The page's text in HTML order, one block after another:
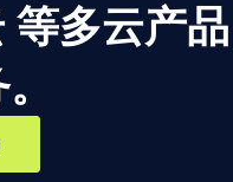
等多云产品